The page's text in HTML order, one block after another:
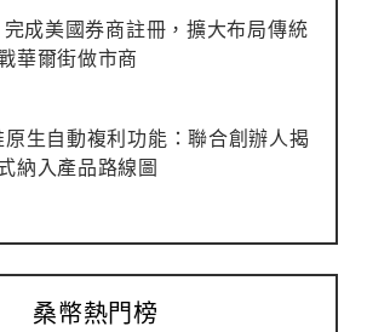
成美國券商註冊，擴大布局傳統
華爾街做市商
生自動複利功能：聯合創辦人揭
納入產品路線圖
桑幣熱門榜